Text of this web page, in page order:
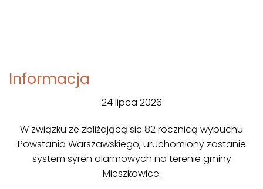
Informacja
24 lipca 2026
W związku ze zbliżającą się 82 rocznicą wybuchu
Powstania Warszawskiego, uruchomiony zostanie
system syren alarmowych na terenie gminy
Mieszkowice.